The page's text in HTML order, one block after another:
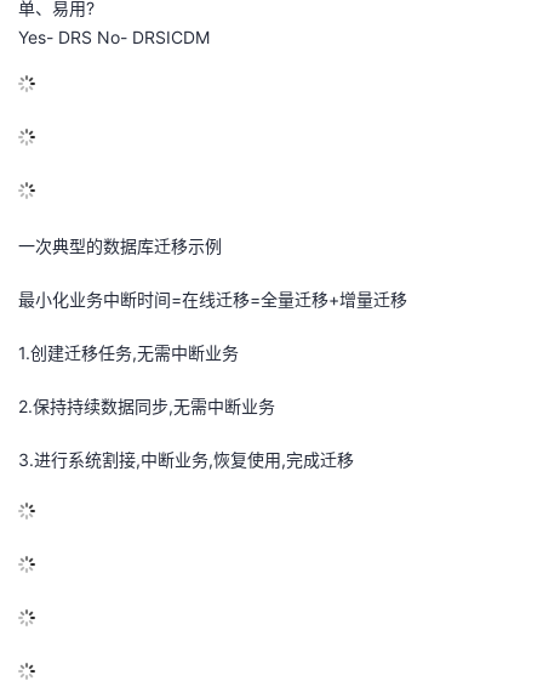
单、易用?
Yes- DRS No- DRSICDM
一次典型的数据库迁移示例
最小化业务中断时间=在线迁移=全量迁移+增量迁移
1.创建迁移任务,无需中断业务
2.保持持续数据同步,无需中断业务
3.进行系统割接,中断业务,恢复使用,完成迁移